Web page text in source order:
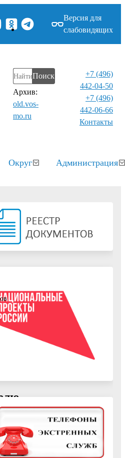
Версия для
слабовидящих
Поиск
Архив:
old.vos-
mo.ru
+7 (496)
442-04-50
+7 (496)
442-06-66
Контакты⁠
Округ Администрация